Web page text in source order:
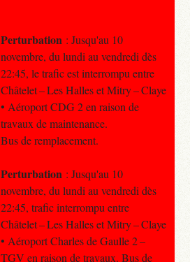
Perturbation : Jusqu'au 10
novembre, du lundi au vendredi dès
22:45, le trafic est interrompu entre
Châtelet – Les Halles et Mitry – Claye
• Aéroport CDG 2 en raison de
travaux de maintenance.
Bus de remplacement.
Perturbation : Jusqu'au 10
novembre, du lundi au vendredi dès
22:45, trafic interrompu entre
Châtelet – Les Halles et Mitry – Claye
• Aéroport Charles de Gaulle 2 –
TGV en raison de travaux. Bus de